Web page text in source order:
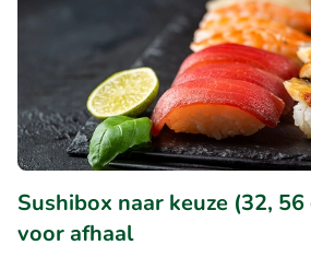
Sushibox naar keuze (32,
voor afhaal